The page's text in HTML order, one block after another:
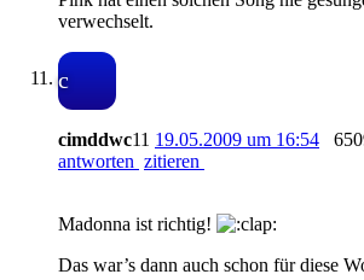
verwechselt.
c
cimddwc11 19.05.2009 um 16:54
antworten zitieren
Madonna ist richtig!
Das war’s dann auch schon für diese